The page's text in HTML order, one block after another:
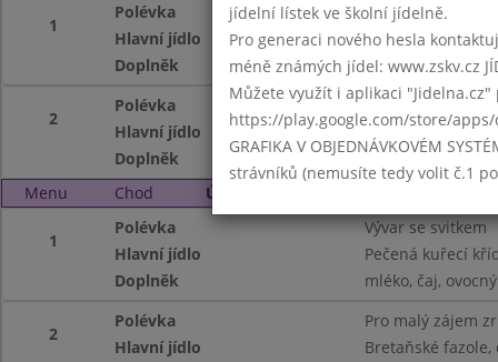
1
Polévka
S játrovou rýží
Hlavní jídlo
Čočka na kyselo,
Doplněk
ochucené mléko,
2
Polévka
S játrovou rýží
Hlavní jídlo
Kynuté knedlíky
Doplněk
ochucené mléko,
Menu
Chod Úterý 4. 5. 2010
1
Polévka
Vývar se svitkem
Hlavní jídlo
Pečená kuřecí
Doplněk
mléko, čaj,
2
Polévka
Pro malý zájem
Hlavní jídlo
Bretaňské fazole,
jídelní lístek ve školní jídelně.
Pro generaci nového hesla
méně známých jídel: www.zskv.cz
Můžete využít i aplikaci
https://play.google.com/store/
GRAFIKA V OBJEDNÁVKOVÉM
strávníků (nemusíte tedy volit č.1